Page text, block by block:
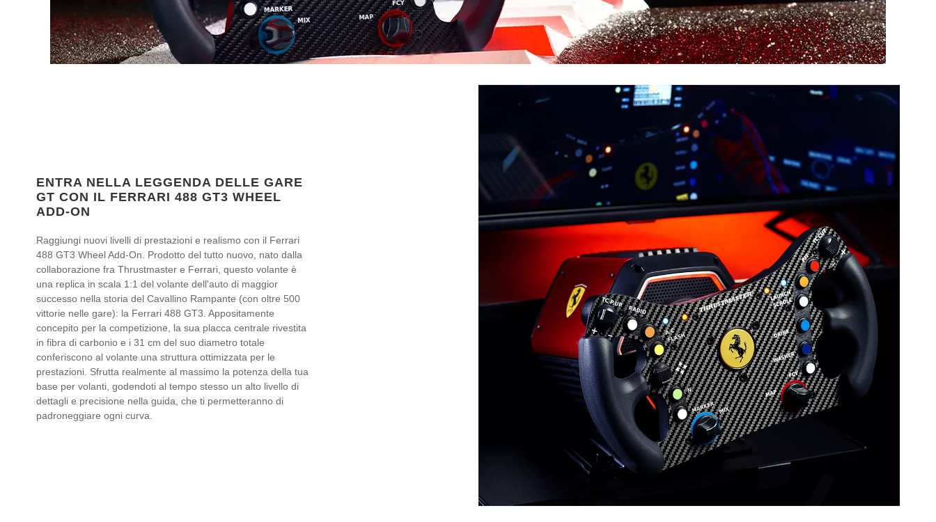
ENTRA NELLA LEGGENDA DELLE GARE
GT CON IL FERRARI 488 GT3 WHEEL
ADD-ON
Raggiungi nuovi livelli di prestazioni e realismo con il Ferrari
488 GT3 Wheel Add-On. Prodotto del tutto nuovo, nato dalla
collaborazione fra Thrustmaster e Ferrari, questo volante è
una replica in scala 1:1 del volante dell'auto di maggior
successo nella storia del Cavallino Rampante (con oltre 500
vittorie nelle gare): la Ferrari 488 GT3. Appositamente
concepito per la competizione, la sua placca centrale rivestita
in fibra di carbonio e i 31 cm del suo diametro totale
conferiscono al volante una struttura ottimizzata per le
prestazioni. Sfrutta realmente al massimo la potenza della tua
base per volanti, godendoti al tempo stesso un alto livello di
dettagli e precisione nella guida, che ti permetteranno di
padroneggiare ogni curva.